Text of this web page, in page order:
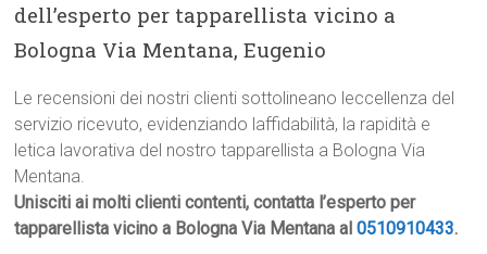
dell’esperto per tapparellista vicino a
Bologna Via Mentana, Eugenio
Le recensioni dei nostri clienti sottolineano leccellenza del
servizio ricevuto, evidenziando laffidabilità, la rapidità e
letica lavorativa del nostro tapparellista a Bologna Via
Mentana.
Unisciti ai molti clienti contenti, contatta l’esperto per
tapparellista vicino a Bologna Via Mentana al0510910433.